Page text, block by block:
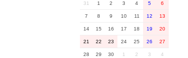
31 1 2 3 4 5 6
7 8 9 10 11 12 13
14 15 16 17 18 19 20
21 22 23 24 25 26 27
28 29 30 1 2 3 4